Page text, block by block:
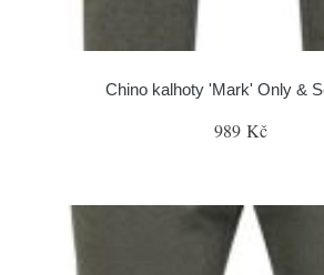
Chino kalhoty 'Mark' Only &
989 Kč